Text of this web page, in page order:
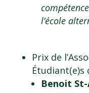
l’école
Prix de
Étudiant(e)s
Benoit